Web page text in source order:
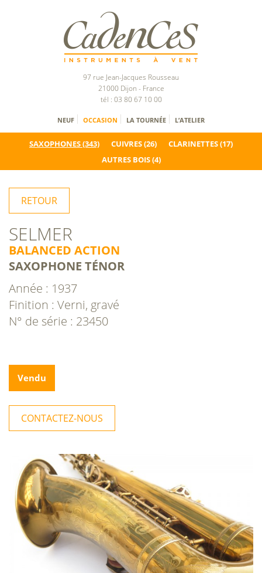
97 rue Jean-Jacques Rousseau
21000 Dijon - France
tél : 03 80 67 10 00
NEUF OCCASION LA TOURNÉE L’ATELIER
SAXOPHONES(343) CUIVRES(26) CLARINETTES(17)
AUTRES BOIS(4)
RETOUR
SELMER
BALANCED ACTION
SAXOPHONE TÉNOR
Année : 1937
Finition : Verni, gravé
N° de série : 23450
Vendu
CONTACTEZ-NOUS